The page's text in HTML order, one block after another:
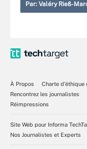
Par: Valéry Rieß-
À Propos
Charte
Rencontrez les journalistes
Réimpressions
Site Web pour Informa
Nos Journalistes et Experts